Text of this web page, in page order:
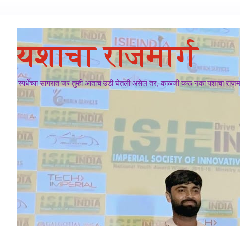
यशाचा राजमार्ग
स्पर्धेच्या सागरात जर तुम्ही आताच उडी घेतली असेल तर, काळजी करू नका यशाचा